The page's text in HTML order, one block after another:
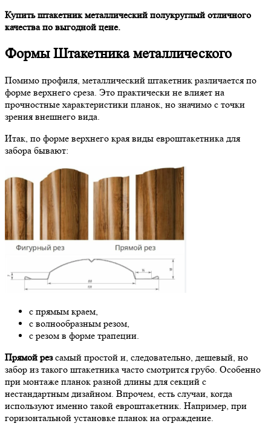
Купить штакетник металлический полукруглый отличного
качества по выгодной цене.
Формы Штакетника металлического
Помимо профиля, металлический штакетник различается по
форме верхнего среза. Это практически не влияет на
прочностные характеристики планок, но значимо с точки
зрения внешнего вида.
Итак, по форме верхнего края виды евроштакетника для
забора бывают:
с прямым краем,
с волнообразным резом,
с резом в форме трапеции.
Прямой резсамый простой и, следовательно, дешевый, но
забор из такого штакетника часто смотрится грубо. Особенно
при монтаже планок разной длины для секций с
нестандартным дизайном. Впрочем, есть случаи, когда
используют именно такой евроштакетник. Например, при
горизонтальной установке планок на ограждение.